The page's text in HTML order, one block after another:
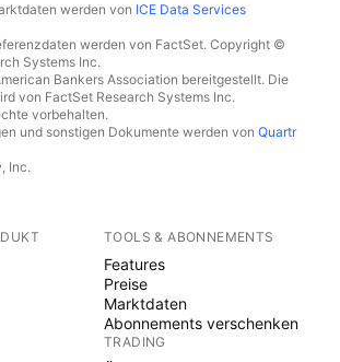
werden von ICE Data Services
werden von FactSet. Copyright ©
Systems Inc.
Bankers Association bereitgestellt. Die
von FactSet Research Systems Inc.
vorbehalten.
und sonstigen Dokumente werden von Quartr
Inc.
TOOLS & ABONNEMENTS
Features
Preise
Marktdaten
Abonnements verschenken
TRADING